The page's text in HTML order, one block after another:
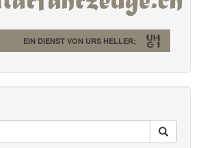
EIN DIENST VON URS HELLER;
Search